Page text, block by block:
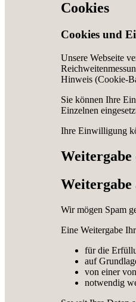
Cookies
Cookies und
Unsere Webseite
Hinweis (Cookie-
Sie können Ihre
Einzelnen
Ihre Einwilligung
Weitergabe
Wir mögen Spam
Eine Weitergabe
für die
auf
von einer
notwendig